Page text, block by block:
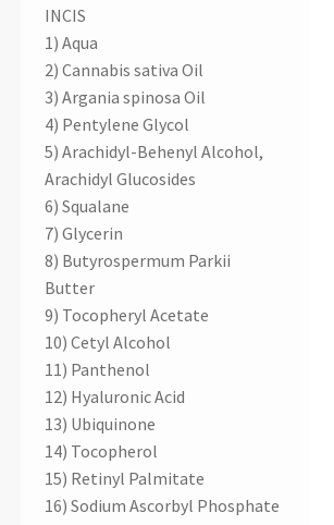
INCIS
1) Aqua
2) Cannabis sativa Oil
3) Argania spinosa Oil
4) Pentylene Glycol
5) Arachidyl-Behenyl Alcohol,
Arachidyl Glucosides
6) Squalane
7) Glycerin
8) Butyrospermum Parkii
Butter
9) Tocopheryl Acetate
10) Cetyl Alcohol
11) Panthenol
12) Hyaluronic Acid
13) Ubiquinone
14) Tocopherol
15) Retinyl Palmitate
16) Sodium Ascorbyl Phosphate